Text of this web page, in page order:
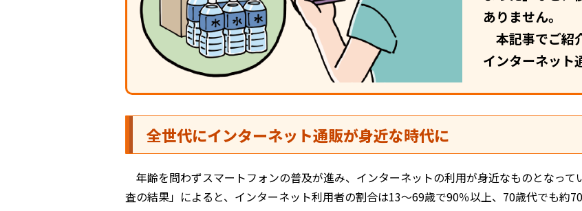
ありません。
本記事でご紹
インターネット
全世代にインターネット通販が身近な時代に
年齢を問わずスマートフォンの普及が進み、インターネットの利用が身近なものとなっ
査の結果」によると、インターネット利用者の割合は13～69歳で90％以上、70歳代でも約